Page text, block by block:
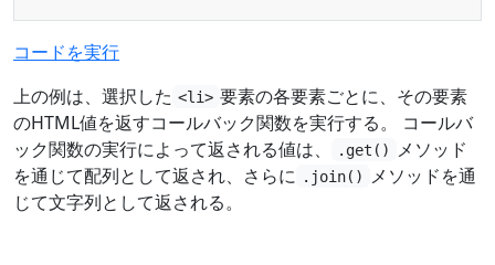
コードを実行
上の例は、選択した <li> 要素の各要素ごとに、その要素
のHTML値を返すコールバック関数を実行する。 コールバ
ック関数の実行によって返される値は、
.get()
メソッド
を通じて配列として返され、さらに .join()
メソッドを通
じて文字列として返される。